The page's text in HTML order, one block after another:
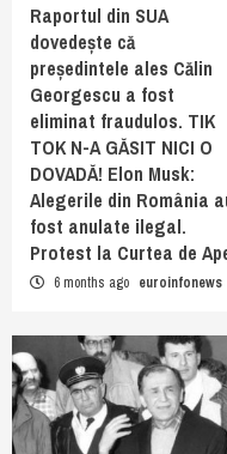
Raportul din SUA
dovedește că
președintele ales Călin
Georgescu a fost
eliminat fraudulos. TIK
TOK N-A GĂSIT NICI O
DOVADĂ! Elon Musk:
Alegerile din România
fost anulate ilegal.
Protest la Curtea de
6 months ago euroinfonews